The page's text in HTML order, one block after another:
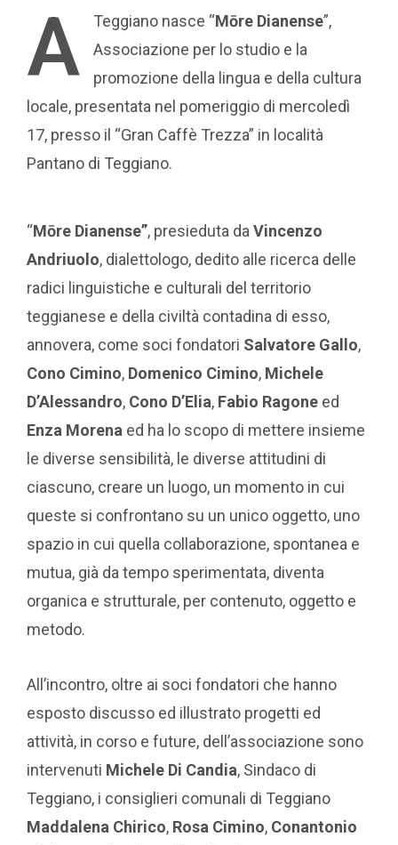
A Teggiano nasce “Mōre Dianense”,
Associazione per lo studio e la
promozione della lingua e della cultura
locale, presentata nel pomeriggio di mercoledì
17, presso il “Gran Caffè Trezza” in località
Pantano di Teggiano.
“Mōre Dianense”, presieduta da Vincenzo
Andriuolo, dialettologo, dedito alle ricerca delle
radici linguistiche e culturali del territorio
teggianese e della civiltà contadina di esso,
annovera, come soci fondatori Salvatore Gallo,
Cono Cimino, Domenico Cimino, Michele
D’Alessandro, Cono D’Elia, Fabio Ragone ed
Enza Morena ed ha lo scopo di mettere insieme
le diverse sensibilità, le diverse attitudini di
ciascuno, creare un luogo, un momento in cui
queste si confrontano su un unico oggetto, uno
spazio in cui quella collaborazione, spontanea e
mutua, già da tempo sperimentata, diventa
organica e strutturale, per contenuto, oggetto e
metodo.
All’incontro, oltre ai soci fondatori che hanno
esposto discusso ed illustrato progetti ed
attività, in corso e future, dell’associazione sono
intervenuti Michele Di Candia, Sindaco di
Teggiano, i consiglieri comunali di Teggiano
Maddalena Chirico, Rosa Cimino, Conantonio